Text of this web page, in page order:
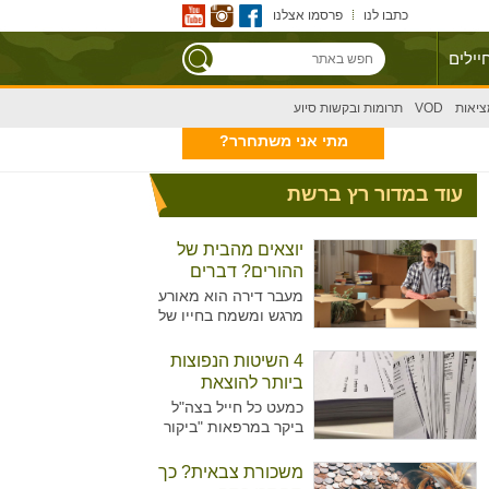
כתבו לנו פרסמו אצלנו
VOD תרומות ובקשות סיוע
מתי אני משתחרר?
עוד במדור רץ ברשת
יוצאים מהבית של
ההורים? דברים
שצריך לקחת בחשבון
מעבר דירה הוא מאורע
מרגש ומשמח בחייו של
במעבר הראשון מחוץ
לבית ההורים. עם זאת,
מדובר בתהליך מורכב
עם עלויות משל עצמו
שכדאי לקחת בחשבון.
ממנו שמחים
4 השיטות הנפוצות
ביותר להוצאת
גימלים
כמעט כל חייל בצה"ל
ביקר במרפאות "ביקור
היחידה כדי להוציא
משכורת צבאית? כך